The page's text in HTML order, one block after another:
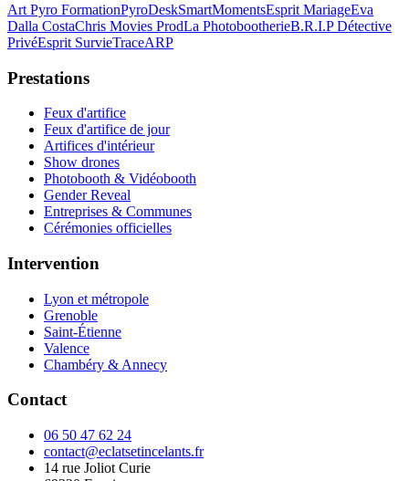
Art Pyro FormationPyroDeskSmartMomentsEsprit MariageEva
Dalla CostaChris Movies ProdLa PhotobootherieB.R.I.P Détective
PrivéEsprit SurvieTraceARP
Prestations
Feux d'artifice
Feux d'artifice de jour
Artifices d'intérieur
Show drones
Photobooth & Vidéobooth
Gender Reveal
Entreprises & Communes
Cérémonies officielles
Intervention
Lyon et métropole
Grenoble
Saint-Étienne
Valence
Chambéry & Annecy
Contact
06 50 47 62 24
contact@eclatsetincelants.fr
14 rue Joliot Curie